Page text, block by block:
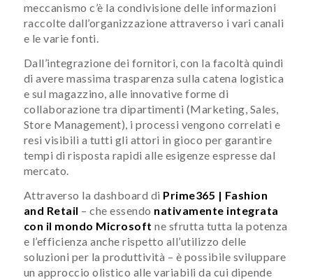
meccanismo c’è la condivisione delle informazioni
raccolte dall’organizzazione attraverso i vari canali
e le varie fonti.
Dall’integrazione dei fornitori, con la facoltà quindi
di avere massima trasparenza sulla catena logistica
e sul magazzino, alle innovative forme di
collaborazione tra dipartimenti (Marketing, Sales,
Store Management), i processi vengono correlati e
resi visibili a tutti gli attori in gioco per garantire
tempi di risposta rapidi alle esigenze espresse dal
mercato.
Attraverso la dashboard di Prime365 | Fashion
and Retail – che essendo nativamente integrata
con il mondo Microsoft ne sfrutta tutta la potenza
e l’efficienza anche rispetto all’utilizzo delle
soluzioni per la produttività – è possibile sviluppare
un approccio olistico alle variabili da cui dipende